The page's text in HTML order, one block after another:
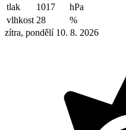
tlak
1017
hPa
vlhkost 28
%
zítra, pondělí 10. 8. 2026